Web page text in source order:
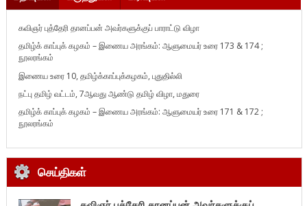
கவிஞர் புத்தேரி தானப்பன் அவர்களுக்குப் பாராட்டு விழா
தமிழ்க் காப்புக் கழகம் – இணைய அரங்கம்: ஆளுமையர் உரை 173 & 174 ;
நூலரங்கம்
இணைய உரை 10, தமிழ்க்காப்புக்கழகம், புதுதில்லி
நட்பு தமிழ் வட்டம், 7ஆவது ஆண்டு தமிழ் விழா, மதுரை
தமிழ்க் காப்புக் கழகம் – இணைய அரங்கம்: ஆளுமையர் உரை 171 & 172 ;
நூலரங்கம்
செய்திகள்